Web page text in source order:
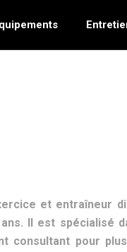
et entraîneur
Il est spécialisé
consultant pour